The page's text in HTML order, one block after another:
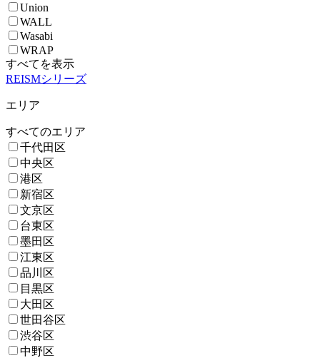
Union
WALL
Wasabi
WRAP
すべてを表示
REISMシリーズ
エリア
すべてのエリア
千代田区
中央区
港区
新宿区
文京区
台東区
墨田区
江東区
品川区
目黒区
大田区
世田谷区
渋谷区
中野区